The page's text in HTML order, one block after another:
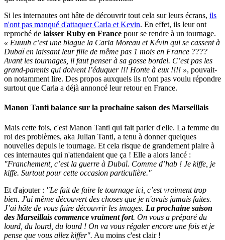
Si les internautes ont hâte de découvrir tout cela sur leurs écrans, ils
n'ont pas manqué d'attaquer Carla et Kevin. En effet, ils leur ont
reproché de laisser Ruby en France pour se rendre à un tournage.
« Euuuh c’est une blague la Carla Moreau et Kévin qui se cassent à
Dubaï en laissant leur fille de même pas 1 mois en France ????
Avant les tournages, il faut penser à sa gosse bordel. C’est pas les
grand-parents qui doivent l’éduquer !!! Honte à eux !!!! », pouvait-
on notamment lire. Des propos auxquels ils n'ont pas voulu répondre
surtout que Carla a déjà annoncé leur retour en France.
Manon Tanti balance sur la prochaine saison des Marseillais
Mais cette fois, c'est Manon Tanti qui fait parler d'elle. La femme du
roi des problèmes, aka Julian Tanti, a tenu à donner quelques
nouvelles depuis le tournage. Et cela risque de grandement plaire à
ces internautes qui n'attendaient que ça ! Elle a alors lancé :
"Franchement, c’est la guerre à Dubaï. Comme d’hab ! Je kiffe, je
kiffe. Surtout pour cette occasion particulière."
Et d'ajouter : "Le fait de faire le tournage ici, c’est vraiment trop
bien. J'ai même découvert des choses que je n'avais jamais faites.
J’ai hâte de vous faire découvrir les images. La prochaine saison
des Marseillais commence vraiment fort. On vous a préparé du
lourd, du lourd, du lourd ! On va vous régaler encore une fois et je
pense que vous allez kiffer". Au moins c'est clair !